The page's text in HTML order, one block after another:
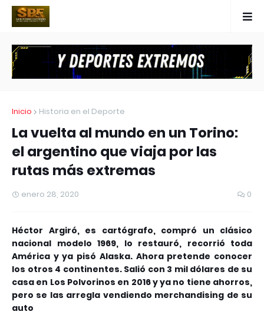
Inicio Historia en el Deporte
La vuelta al mundo en un Torino:
el argentino que viaja por las
rutas más extremas
enero 28, 2020 0
Héctor Argiró, es cartógrafo, compró un clásico
nacional modelo 1969, lo restauró, recorrió toda
América y ya pisó Alaska. Ahora pretende conocer
los otros 4 continentes. Salió con 3 mil dólares de su
casa en Los Polvorinos en 2016 y ya no tiene ahorros,
pero se las arregla vendiendo merchandising de su
auto